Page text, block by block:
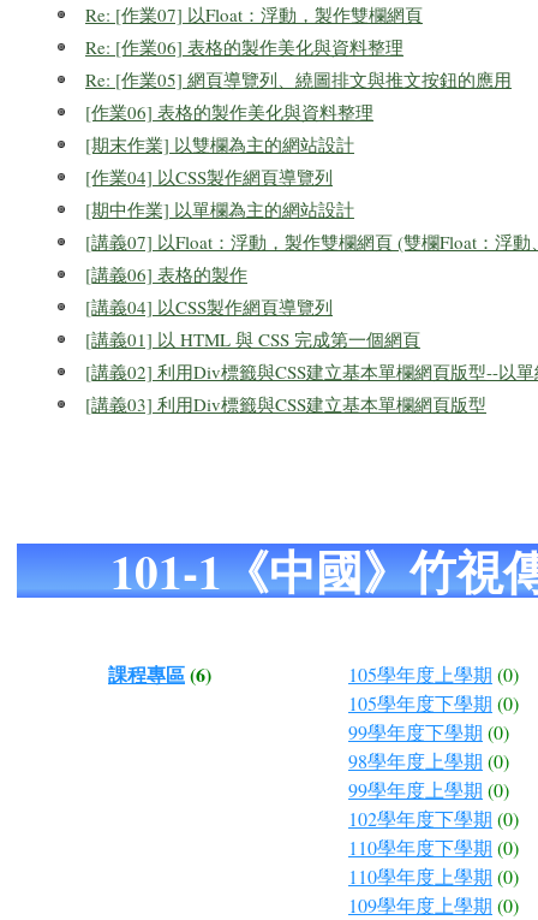
Re: [作業07] 以Float：浮動，製作雙欄網頁
Re: [作業06] 表格的製作美化與資料整理
Re: [作業05] 網頁導覽列、繞圖排文與推文按鈕的應用
[作業06] 表格的製作美化與資料整理
[期末作業] 以雙欄為主的網站設計
[作業04] 以CSS製作網頁導覽列
[期中作業] 以單欄為主的網站設計
[講義07] 以Float：浮動，製作雙欄網頁 (雙欄Float：浮
[講義06] 表格的製作
[講義04] 以CSS製作網頁導覽列
[講義01] 以 HTML 與 CSS 完成第一個網頁
[講義02] 利用Div標籤與CSS建立基本單欄網頁版型--以
[講義03] 利用Div標籤與CSS建立基本單欄網頁版型
101-1《中國》竹視
課程專區(6) 105學年度上學期 (0)
105學年度下學期 (0)
99學年度下學期 (0)
98學年度上學期 (0)
99學年度上學期 (0)
102學年度下學期 (0)
110學年度下學期 (0)
110學年度上學期 (0)
109學年度上學期 (0)